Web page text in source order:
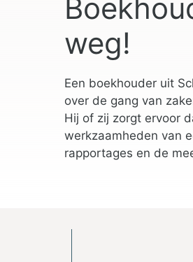
weg!
Een boekhouder uit
over de gang van
Hij of zij zorgt ervoor
werkzaamheden van
rapportages en de